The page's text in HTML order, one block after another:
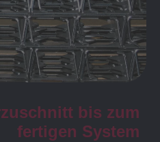
bis zum
fertigen System